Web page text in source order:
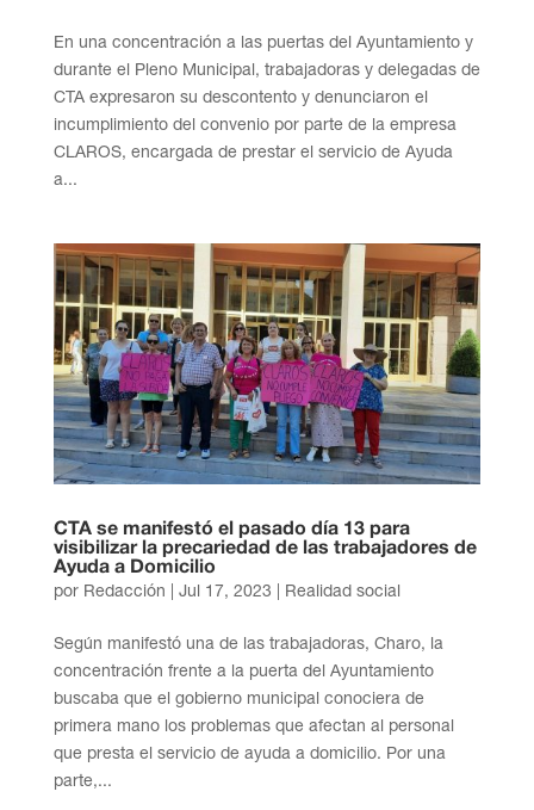
En una concentración a las puertas del Ayuntamiento y
durante el Pleno Municipal, trabajadoras y delegadas de
CTA expresaron su descontento y denunciaron el
incumplimiento del convenio por parte de la empresa
CLAROS, encargada de prestar el servicio de Ayuda
a...
CTA se manifestó el pasado día 13 para
visibilizar la precariedad de las trabajadores de
Ayuda a Domicilio
por Redacción | Jul 17, 2023 | Realidad social
Según manifestó una de las trabajadoras, Charo, la
concentración frente a la puerta del Ayuntamiento
buscaba que el gobierno municipal conociera de
primera mano los problemas que afectan al personal
que presta el servicio de ayuda a domicilio. Por una
parte,...